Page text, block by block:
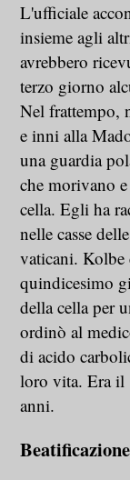
L'ufficiale
insieme agli
avrebbero
terzo giorno
Nel frattempo,
e inni alla
una guardia
che morivano
cella. Egli ha
nelle casse
vaticani. Kolbe
quindicesimo
della cella per
ordinò al
di acido
loro vita. Era il
anni.